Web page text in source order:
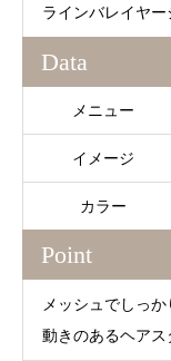
ラインバレイヤ
Data
メニュー
イメージ
カラー
Point
メッシュでしっ
動きのあるヘア